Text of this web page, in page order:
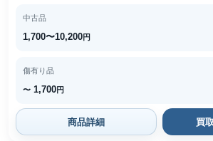
中古品
1,700〜10,200円
傷有り品
〜 1,700円
商品詳細 買